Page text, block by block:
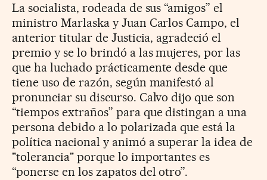
La socialista, rodeada de sus “amigos” el
ministro Marlaska y Juan Carlos Campo, el
anterior titular de Justicia, agradeció el
premio y se lo brindó a las mujeres, por las
que ha luchado prácticamente desde que
tiene uso de razón, según manifestó al
pronunciar su discurso. Calvo dijo que son
“tiempos extraños” para que distingan a una
persona debido a lo polarizada que está la
política nacional y animó a superar la idea de
"tolerancia" porque lo importantes es
“ponerse en los zapatos del otro”.